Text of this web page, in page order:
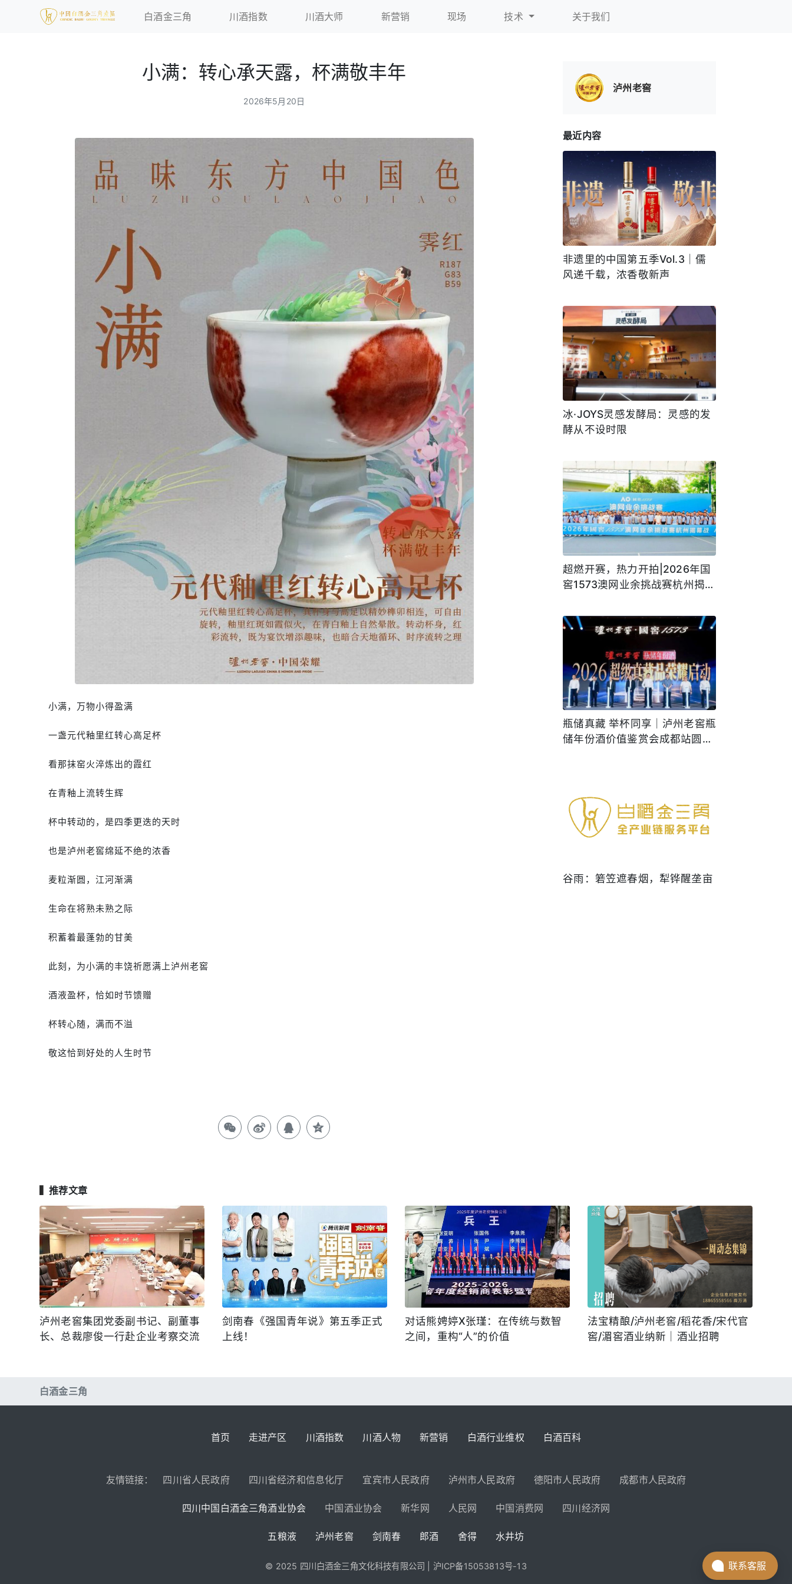
白酒金三角 川酒指数 川酒大师 新营销 现场 技术 关于我们
小满：转心承天露，杯满敬丰年
2026年5月20日
小满，万物小得盈满
一盏元代釉里红转心高足杯
看那抹窑火淬炼出的霞红
在青釉上流转生辉
杯中转动的，是四季更迭的天时
也是泸州老窖绵延不绝的浓香
麦粒渐圆， 江河渐满
生命在将熟未熟之际
积蓄着最蓬勃的甘美
此刻，为小满的丰饶祈愿满上泸州老窖
酒液盈杯，恰如时节馈赠
杯转心随，满而不溢
敬这恰到好处的人生时节
泸州老窖
最近内容
非遗里的中国第五季Vol.3｜儒
风递千载，浓香敬新声
冰·JOYS灵感发酵局：灵感的发
酵从不设时限
超燃开赛，热力开拍|2026年国
窖1573澳网业余挑战赛杭州揭幕
瓶储真藏 举杯同享｜泸州老窖瓶
储年份酒价值鉴赏会成都站圆满
谷雨：箬笠遮春烟，犁铧醒垄亩
▍推荐文章
泸州老窖集团党委副书记、副董事
长、总裁廖俊一行赴企业考察交流
剑南春《强国青年说》第五季正式
上线！
对话熊娉婷X张瑾：在传统与数智
之间，重构“人”的价值
法宝精酿/泸州老窖/稻花香/宋代官
窖/湄窖酒业纳新｜酒业招聘
白酒金三角
首页 走进产区 川酒指数 川酒人物 新营销 白酒行业维权 白酒百科
友情链接： 四川省人民政府 四川省经济和信息化厅 宜宾市人民政府 泸州市人民政府 德阳市人民政府 成都市人民政府
四川中国白酒金三角酒业协会 中国酒业协会 新华网 人民网 中国消费网 四川经济网
五粮液 泸州老窖 剑南春 郎酒 舍得 水井坊
© 2025 四川白酒金三角文化科技有限公司 | 沪ICP备15053813号-13 联系客服